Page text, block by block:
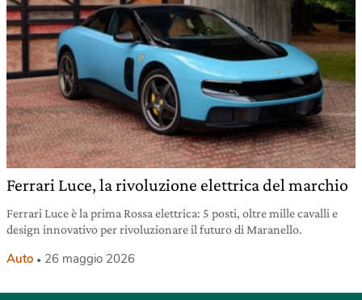
Ferrari Luce, la rivoluzione elettrica del marchio
Ferrari Luce è la prima Rossa elettrica: 5 posti, oltre mille cavalli e
design innovativo per rivoluzionare il futuro di Maranello.
Auto 26 maggio 2026